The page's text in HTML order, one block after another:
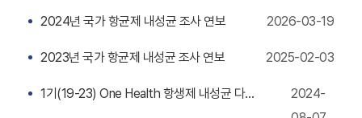
2024년 국가 항균제 내성균 조사 연보 2026-03-19
2023년 국가 항균제 내성균 조사 연보 2025-02-03
1기(19-23) One Health 항생제 내성균 다부처 공동대응사업 성과 통합분석
2024-